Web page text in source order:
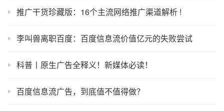
推广干货珍藏版：16个主流网络推广渠道解析 !
李叫兽离职百度：百度信息流价值亿元的失败尝试
科普丨原生广告全释义！新媒体必读！
百度信息流广告，到底值不值得做？